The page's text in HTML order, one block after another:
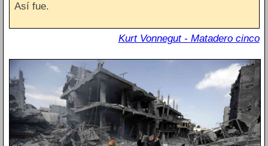
Así fue.
Kurt Vonnegut - Matadero cinco